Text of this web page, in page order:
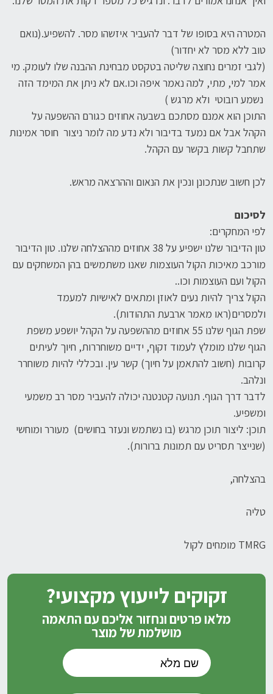
המטרה היא בסופו של דבר להעביר איזשהו מסר. להשפיע.(נואם
טוב ללא מסר לא יחדור)
(לגבי זמרים נחוצה שליטה בטקסט מבחינת ההבנה שלו לעומק. מי
אמר למי, מתי, למה נאמר איפה וכו.אם לא ניתן את המימד הזה
נשמע רובוטי ולא מרגש )
התוכן הוא אמנם מסתכם בשבעה אחוזים כגורם ההשפעה על
הקהל אבל אם נמעד בדיבור ולא נדע מה לומר ניצור חוסר אמינות
שתחבל קשות בקשר עם הקהל.
לכן חשוב שנתכונן ונכין את הנאום וההרצאה מראש.
לסיכום
לפי המחקרים:
טון הדיבור שלנו ישפיע על 38 אחוזים מההצלחה שלנו. טון הדיבור
מורכב מאיכות הקול העוצמות שאנו משתמשים בהן המשחקים עם
הקול ועם העוצמות וכו..
הקול צריך להיות נעים לאוזן ומתאים לאישיות למעמד
ולמסרים(ראו מאמר ארבעת התהודות).
שפת הגוף שלנו 55 אחוזים מההשפעה על הקהל יושפע משפת
הגוף שלנו מומלץ לעמוד זקוף, ידיים משוחררות, חיוך לעיתים
קרובות (חשוב להתאמן על חיוך) קשר עין. ובכללי להיות משוחרר
ונלהב.
לדבר דרך הגוף. תנועה קטנטנה יכולה להעביר מסר רב משמעי
ומשפיע.
תוכן: ליצור תוכן מרגש (בו נשתמש ונעזר בחושים) מעורר ומוחשי
(שנייצר תסריט עם תמונות ברורות).
בהצלחה,
טליה
TMRG מומחים לקול
זקוקים לייעוץ מקצועי?
מלאו פרטים ונחזור אליכם עם התאמה
מושלמת של מוצר